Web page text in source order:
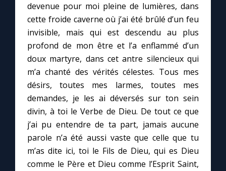
devenue pour moi pleine de lumières, dans
cette froide caverne où j’ai été brûlé d’un feu
invisible, mais qui est descendu au plus
profond de mon être et l’a enflammé d’un
doux martyre, dans cet antre silencieux qui
m’a chanté des vérités célestes. Tous mes
désirs, toutes mes larmes, toutes mes
demandes, je les ai déversés sur ton sein
divin, à toi le Verbe de Dieu. De tout ce que
j’ai pu entendre de ta part, jamais aucune
parole n’a été aussi vaste que celle que tu
m’as dite ici, toi le Fils de Dieu, qui es Dieu
comme le Père et Dieu comme l’Esprit Saint,